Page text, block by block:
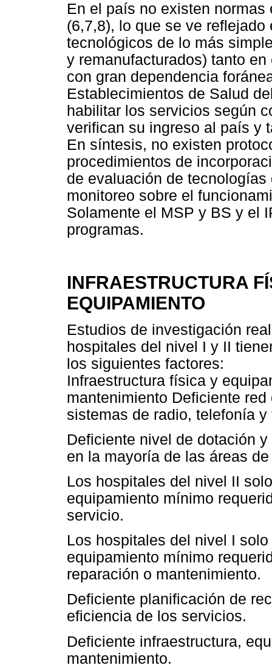
En el país no existen
(6,7,8), lo que se ve
tecnológicos de lo más
y remanufacturados) tanto
con gran dependencia
Establecimientos de Salud
habilitar los servicios según
verifican su ingreso al país y
En síntesis, no existen
procedimientos de
de evaluación de
monitoreo sobre el
Solamente el MSP y BS y el
programas.
INFRAESTRUCTURA
EQUIPAMIENTO
Estudios de investigación
hospitales del nivel I y II
los siguientes factores:
Infraestructura física y
mantenimiento Deficiente
sistemas de radio, telefonía y
Deficiente nivel de dotación
en la mayoría de las áreas
Los hospitales del nivel II
equipamiento mínimo
servicio.
Los hospitales del nivel I
equipamiento mínimo
reparación o mantenimiento.
Deficiente planificación de
eficiencia de los servicios.
Deficiente infraestructura,
mantenimiento.